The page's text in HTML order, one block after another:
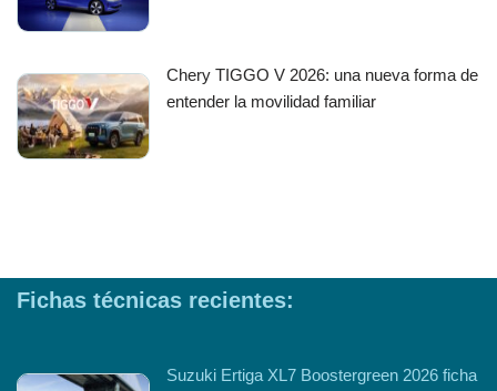
Chery TIGGO V 2026: una nueva forma de
entender la movilidad familiar
Fichas técnicas recientes:
Suzuki Ertiga XL7 Boostergreen 2026 ficha